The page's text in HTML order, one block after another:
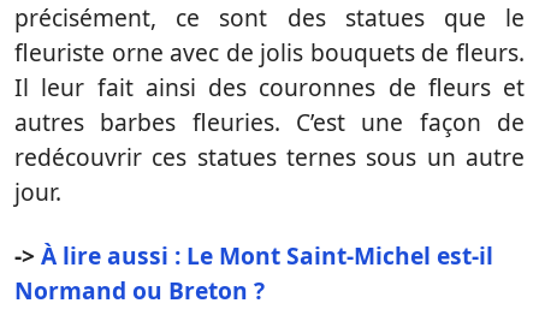
précisément, ce sont des statues que le
fleuriste orne avec de jolis bouquets de fleurs.
Il leur fait ainsi des couronnes de fleurs et
autres barbes fleuries. C’est une façon de
redécouvrir ces statues ternes sous un autre
jour.
->À lire aussi : Le Mont Saint-Michel est-il
Normand ou Breton ?